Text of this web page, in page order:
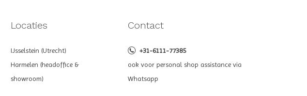
Locaties
IJsselstein (Utrecht)
Harmelen (headoffice &
showroom)
Contact
+31-6111-77385
ook voor personal shop assistance via
Whatsapp